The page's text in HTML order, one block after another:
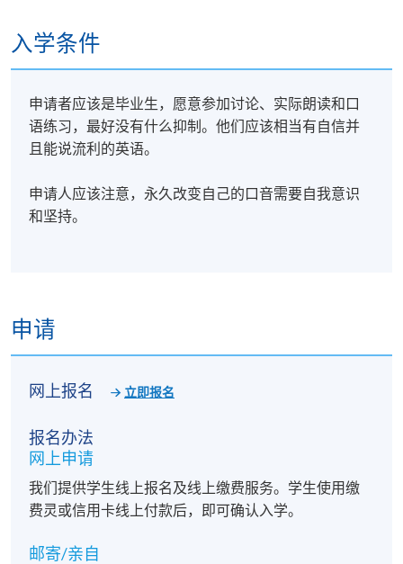
英式英语演讲之后/
生可以继续英式英语正音研与习 - 增润篇- 高级课程.
您可能还对文体分析：洞察微妙的意义传递课程。透
过对各种文本的教学、分享和分析，Peter Brokenshire
以揭示熟练的作者如何巧妙地影响读者对意义的感
知。
文笔分析：洞察微妙的意义传递
入学申请将按照先到先得的原则办理。
注册的学员另外发出上课提示。如果您的入学申请已
被接受，您应该按照所示的时间和地点参加课程的第
一节课。
入学条件
申请者应该是毕业生，愿意参加讨论、实际朗读和口
语练习，最好没有什么抑制。他们应该相当有自信并
且能说流利的英语。
申请人应该注意，永久改变自己的口音需要自我意识
和坚持。
申请
网上报名 立即报名
报名办法
网上申请
我们提供学生线上报名及线上缴费服务。学生使用缴
费灵或信用卡线上付款后，即可确认入学。
邮寄/亲自